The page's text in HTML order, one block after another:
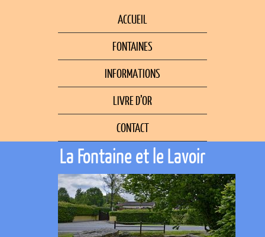
ACCUEIL
FONTAINES
INFORMATIONS
LIVRE D’OR
CONTACT
La Fontaine et le Lavoir